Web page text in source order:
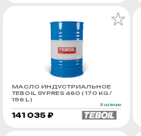
МАСЛО ИНДУСТРИАЛЬНОЕ
TEBOIL SYPRES 460 ( 170 KG /
196 L )
В наличии
141 035 ₽